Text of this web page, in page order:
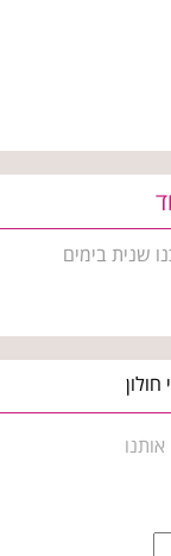
שנית בימים
חולון